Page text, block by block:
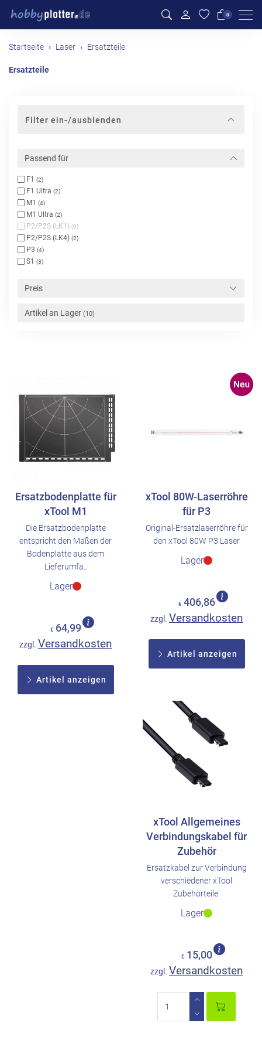
0
Startseite Laser Ersatzteile
Ersatzteile
Filter ein-/ausblenden
Passend für
F1 (2)
F1 Ultra (2)
M1 (4)
M1 Ultra (2)
P2/P2S (LK1) (0)
P2/P2S (LK4) (2)
P3 (4)
S1 (3)
Preis
Artikel an Lager (10)
Ersatzbodenplatte für
xTool M1
Die Ersatzbodenplatte
entspricht den Maßen der
Bodenplatte aus dem
Lieferumfa..
Lager
€ 64,99
zzgl. Versandkosten
Artikel anzeigen
xTool 80W-Laserröhre
für P3
Original-Ersatzlaserröhre für
den xTool 80W P3 Laser
Lager
€ 406,86
zzgl. Versandkosten
Artikel anzeigen
xTool Allgemeines
Verbindungskabel für
Zubehör
Ersatzkabel zur Verbindung
verschiedener xTool
Zubehörteile.
Lager
€ 15,00
zzgl. Versandkosten